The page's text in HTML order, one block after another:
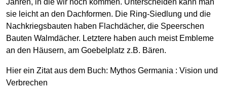
Jahren, in die wir noch kommen. Unterscheiden kann man
sie leicht an den Dachformen. Die Ring-Siedlung und die
Nachkriegsbauten haben Flachdächer, die Speerschen
Bauten Walmdächer. Letztere haben auch meist Embleme
an den Häusern, am Goebelplatz z.B. Bären.
Hier ein Zitat aus dem Buch: Mythos Germania : Vision und
Verbrechen